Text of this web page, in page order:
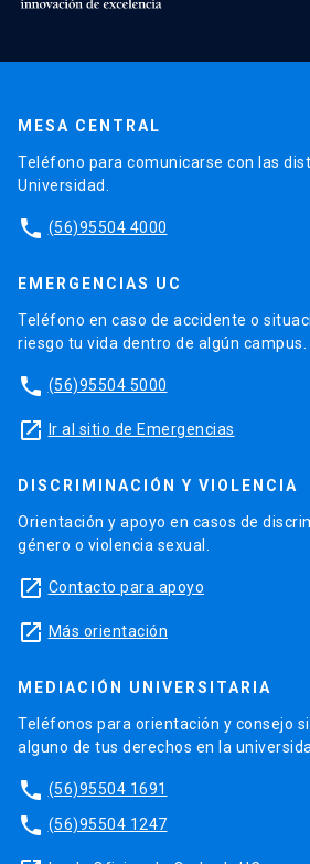
MESA CENTRAL
Teléfono para comunicarse con las
Universidad.
phone (56)95504 4000
EMERGENCIAS UC
Teléfono en caso de accidente o
riesgo tu vida dentro de algún campus.
phone (56)95504 5000
launch Ir al sitio de Emergencias
DISCRIMINACIÓN Y VIOLENCIA
Orientación y apoyo en casos de
género o violencia sexual.
launch Contacto para apoyo
launch Más orientación
MEDIACIÓN UNIVERSITARIA
Teléfonos para orientación y consejo
alguno de tus derechos en la
phone (56)95504 1691
phone (56)95504 1247